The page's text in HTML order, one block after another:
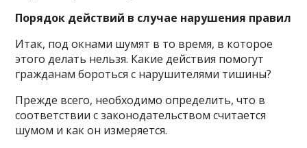
Порядок действий в случае нарушения правил
Итак, под окнами шумят в то время, в которое
этого делать нельзя. Какие действия помогут
гражданам бороться с нарушителями тишины?
Прежде всего, необходимо определить, что в
соответствии с законодательством считается
шумом и как он измеряется.